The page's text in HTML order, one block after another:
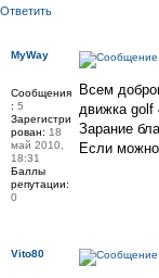
Ответить
Всем
движка
Зарание
Если можно
MyWay
Сообщения
: 5
Зарегистри
рован: 18
май 2010,
18:31
Баллы
репутации:
0
Vito80